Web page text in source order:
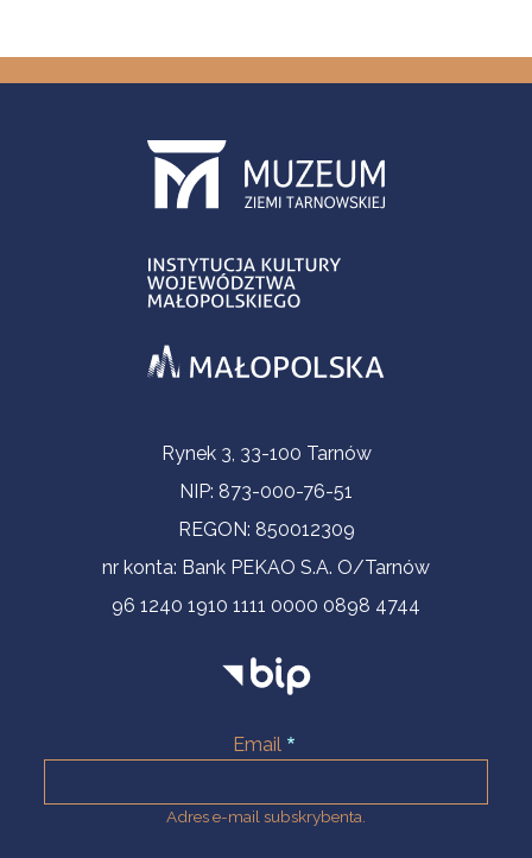
Informacje kontaktoweRynek 3, 33-100 Tarnów
NIP: 873-000-76-51
REGON: 850012309
nr konta: Bank PEKAO S.A. O/Tarnów
96 1240 1910 1111 0000 0898 4744
Email
Adres e-mail subskrybenta.